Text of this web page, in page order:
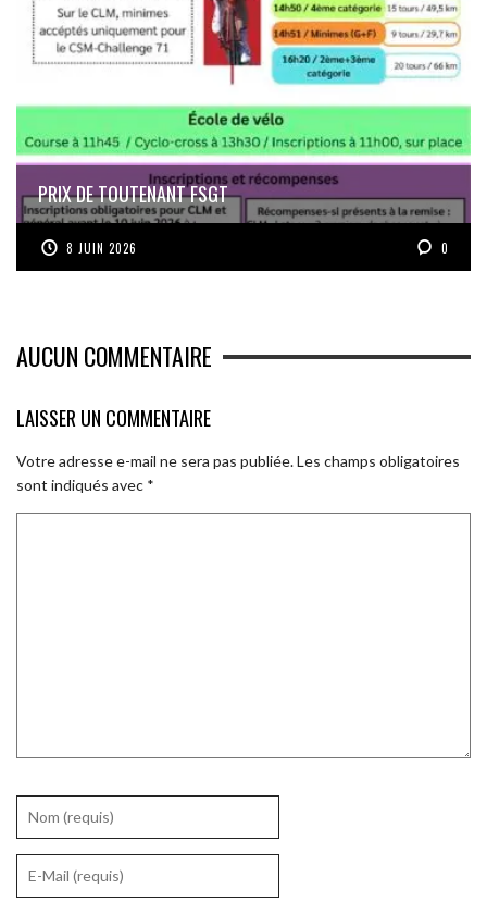
PRIX DE TOUTENANT FSGT
8 JUIN 2026 0
AUCUN COMMENTAIRE
LAISSER UN COMMENTAIRE
Votre adresse e-mail ne sera pas publiée.Les champs obligatoires
sont indiqués avec *